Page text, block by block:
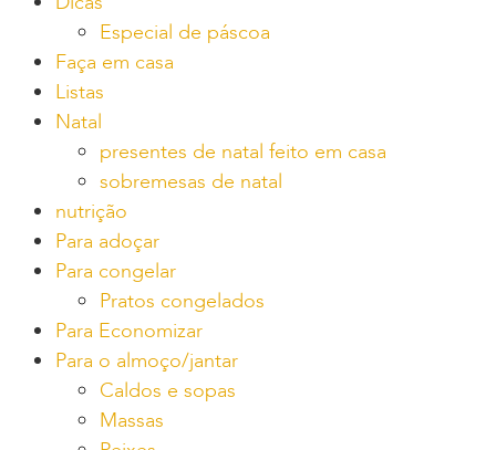
Especial de páscoa
Faça em casa
Listas
Natal
presentes de natal feito em casa
sobremesas de natal
nutrição
Para adoçar
Para congelar
Pratos congelados
Para Economizar
Para o almoço/jantar
Caldos e sopas
Massas